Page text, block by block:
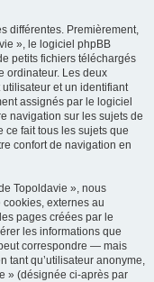
différentes. Premièrement,
», le logiciel phpBB
petits fichiers téléchargés
ordinateur. Les deux
et un identifiant
assignés par le logiciel
navigation sur les sujets de
ce fait tous les sujets que
confort de navigation en
Topoldavie », nous
externes au
pages créées par le
les informations que
correspondre — mais
tant qu’utilisateur anonyme,
» (désignée ci-après par